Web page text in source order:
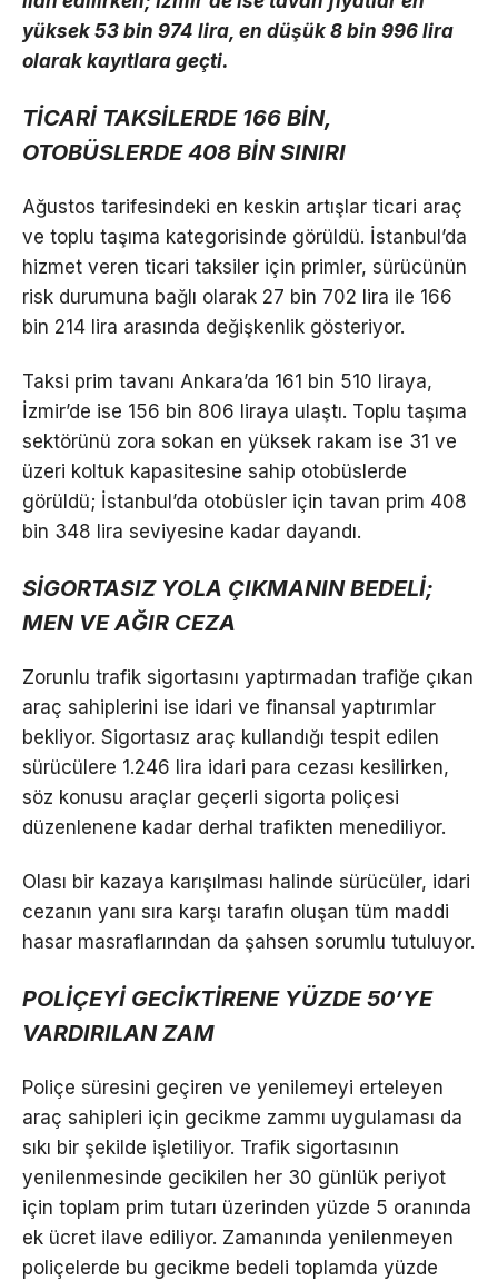
yüksek 53 bin 974 lira, en düşük 8 bin 996 lira
olarak kayıtlara geçti.
TİCARİ TAKSİLERDE 166 BİN,
OTOBÜSLERDE 408 BİN SINIRI
Ağustos tarifesindeki en keskin artışlar ticari araç
ve toplu taşıma kategorisinde görüldü. İstanbul’da
hizmet veren ticari taksiler için primler, sürücünün
risk durumuna bağlı olarak 27 bin 702 lira ile 166
bin 214 lira arasında değişkenlik gösteriyor.
Taksi prim tavanı Ankara’da 161 bin 510 liraya,
İzmir’de ise 156 bin 806 liraya ulaştı. Toplu taşıma
sektörünü zora sokan en yüksek rakam ise 31 ve
üzeri koltuk kapasitesine sahip otobüslerde
görüldü; İstanbul’da otobüsler için tavan prim 408
bin 348 lira seviyesine kadar dayandı.
SİGORTASIZ YOLA ÇIKMANIN BEDELİ;
MEN VE AĞIR CEZA
Zorunlu trafik sigortasını yaptırmadan trafiğe çıkan
araç sahiplerini ise idari ve finansal yaptırımlar
bekliyor. Sigortasız araç kullandığı tespit edilen
sürücülere 1.246 lira idari para cezası kesilirken,
söz konusu araçlar geçerli sigorta poliçesi
düzenlenene kadar derhal trafikten menediliyor.
Olası bir kazaya karışılması halinde sürücüler, idari
cezanın yanı sıra karşı tarafın oluşan tüm maddi
hasar masraflarından da şahsen sorumlu tutuluyor.
POLİÇEYİ GECİKTİRENE YÜZDE 50’YE
VARDIRILAN ZAM
Poliçe süresini geçiren ve yenilemeyi erteleyen
araç sahipleri için gecikme zammı uygulaması da
sıkı bir şekilde işletiliyor. Trafik sigortasının
yenilenmesinde gecikilen her 30 günlük periyot
için toplam prim tutarı üzerinden yüzde 5 oranında
ek ücret ilave ediliyor. Zamanında yenilenmeyen
poliçelerde bu gecikme bedeli toplamda yüzde